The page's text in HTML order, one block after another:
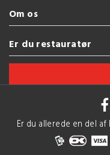
Tyrkisk
Vegetarisk
Se flere køkkener
Sønderborg
Kolding
Esbjerg
Vejle
Om os
Handelsbetingelser
Brug af cookies
Er du restauratør
Er du allerede en del af